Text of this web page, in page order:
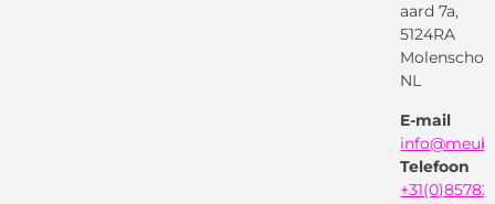
Garantievoorwaarden
Privacybeleid
aard 7a,
5124RA
Molenschot
NL
E-mail
Telefoon